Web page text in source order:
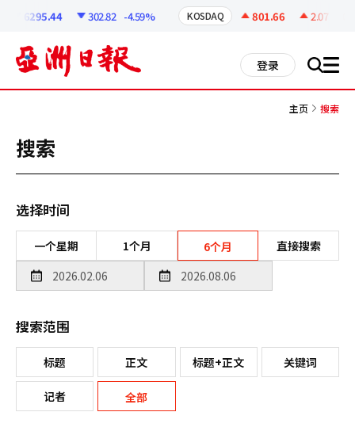
6295.44 302.82 -4.59% KOSDAQ 801.66 2.07
登录 搜 all
主页 搜索
搜索
选择时间
一个星期 1个月 6个月 直接搜索
搜索范围
标题 正文 标题+正文 关键词
记者 全部